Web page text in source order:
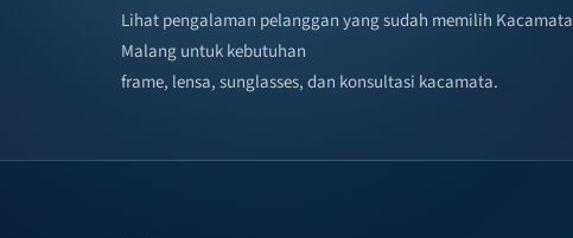
Lihat pengalaman pelanggan yang sudah memilih Kacamata
Malang untuk kebutuhan
frame, lensa, sunglasses, dan konsultasi kacamata.